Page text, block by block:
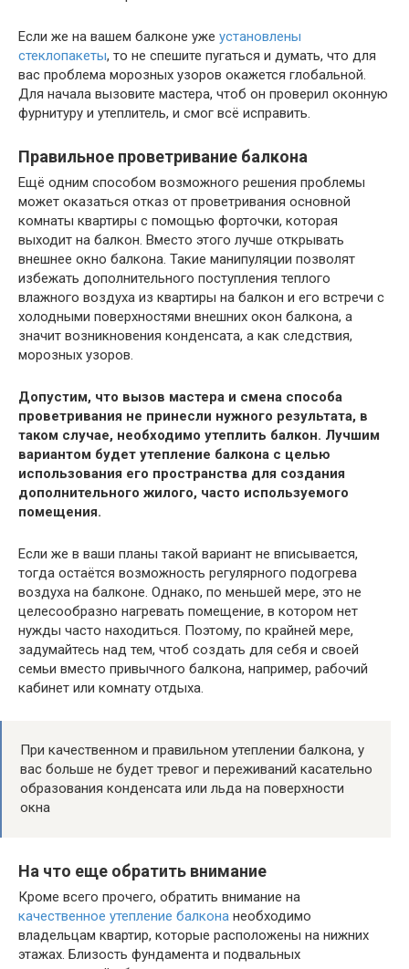
Если же на вашем балконе уже установлены
стеклопакеты, то не спешите пугаться и думать, что для
вас проблема морозных узоров окажется глобальной.
Для начала вызовите мастера, чтоб он проверил оконную
фурнитуру и утеплитель, и смог всё исправить.
Правильное проветривание балкона
Ещё одним способом возможного решения проблемы
может оказаться отказ от проветривания основной
комнаты квартиры с помощью форточки, которая
выходит на балкон. Вместо этого лучше открывать
внешнее окно балкона. Такие манипуляции позволят
избежать дополнительного поступления теплого
влажного воздуха из квартиры на балкон и его встречи с
холодными поверхностями внешних окон балкона, а
значит возникновения конденсата, а как следствия,
морозных узоров.
Допустим, что вызов мастера и смена способа
проветривания не принесли нужного результата, в
таком случае, необходимо утеплить балкон. Лучшим
вариантом будет утепление балкона с целью
использования его пространства для создания
дополнительного жилого, часто используемого
помещения.
Если же в ваши планы такой вариант не вписывается,
тогда остаётся возможность регулярного подогрева
воздуха на балконе. Однако, по меньшей мере, это не
целесообразно нагревать помещение, в котором нет
нужды часто находиться. Поэтому, по крайней мере,
задумайтесь над тем, чтоб создать для себя и своей
семьи вместо привычного балкона, например, рабочий
кабинет или комнату отдыха.
При качественном и правильном утеплении балкона, у
вас больше не будет тревог и переживаний касательно
образования конденсата или льда на поверхности
окна
На что еще обратить внимание
Кроме всего прочего, обратить внимание на
качественное утепление балкона необходимо
владельцам квартир, которые расположены на нижних
этажах. Близость фундамента и подвальных